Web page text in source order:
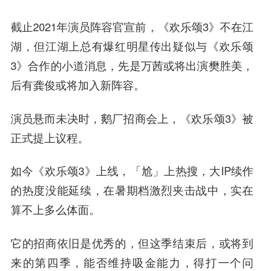
截止2021年演员阵容官宣前，《欢乐颂3》不在江
湖，但江湖上总有爆红明星传出疑似与《欢乐颂
3》合作的小道消息，先是万茜或将出演樊胜美，
后有龚俊或将加入新阵容。
演员悬而未决时，鹅厂招商会上，《欢乐颂3》被
正式提上议程。
如今《欢乐颂3》上线，「尬」上热搜，大IP续作
的热度没能延续，在暑期档激烈夹击战中，实在
算不上多么体面。
它的招商依旧是优秀的，但这季结束后，或将到
来的第四季，能否维持吸金能力，得打一个问